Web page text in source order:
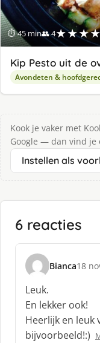
⏱ 45 min👥 4
Kip Pesto uit de
Avondeten &
Kook je vaker met
Google — dan vind je
Instellen als
6 reacties
Bianca
s
c
h
r
e
e
18
Leuk.
En lekker ook!
Heerlijk en leuk
bijvoorbeeld!:)